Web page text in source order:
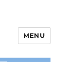
MENU